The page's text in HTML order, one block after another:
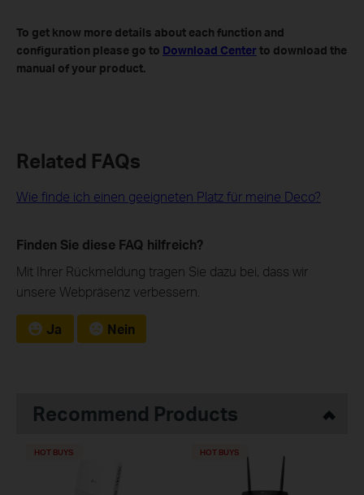
To get know more details about each function and
configuration please go to Download Center to download the
manual of your product.
Related FAQs
Wie finde ich einen geeigneten Platz für meine Deco?
Finden Sie diese FAQ hilfreich?
Mit Ihrer Rückmeldung tragen Sie dazu bei, dass wir
unsere Webpräsenz verbessern.
Ja Nein
Recommend Products
HOT BUYS HOT BUYS